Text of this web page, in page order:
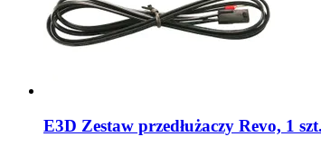
E3D Zestaw przedłużaczy Revo, 1 szt.